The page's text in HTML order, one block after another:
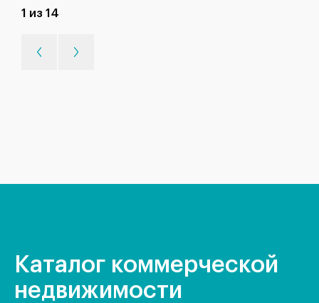
1 из 14
Каталог коммерческой
недвижимости